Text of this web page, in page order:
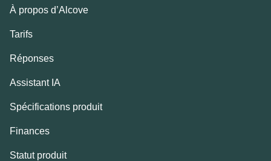
À propos d’Alcove
Tarifs
Réponses
Assistant IA
Spécifications produit
Finances
Statut produit